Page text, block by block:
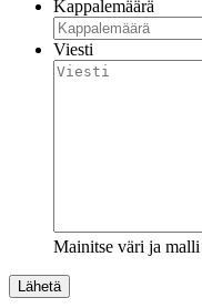
Kappalemäärä
Viesti
Mainitse väri ja malli